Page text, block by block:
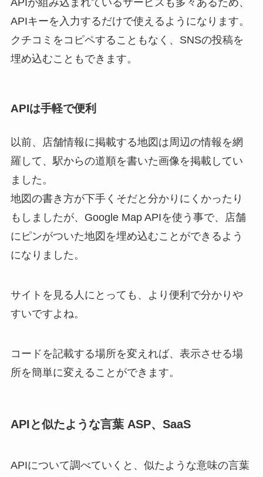
APIキーを入力するだけで使えるようになります。
クチコミをコピペすることもなく、SNSの投稿を
埋め込むこともできます。
APIは手軽で便利
以前、店舗情報に掲載する地図は周辺の情報を網
羅して、駅からの道順を書いた画像を掲載してい
ました。
地図の書き方が下手くそだと分かりにくかったり
もしましたが、Google Map APIを使う事で、店舗
にピンがついた地図を埋め込むことができるよう
になりました。
サイトを見る人にとっても、より便利で分かりや
すいですよね。
コードを記載する場所を変えれば、表示させる場
所を簡単に変えることができます。
APIと似たような言葉 ASP、SaaS
APIについて調べていくと、似たような意味の言葉